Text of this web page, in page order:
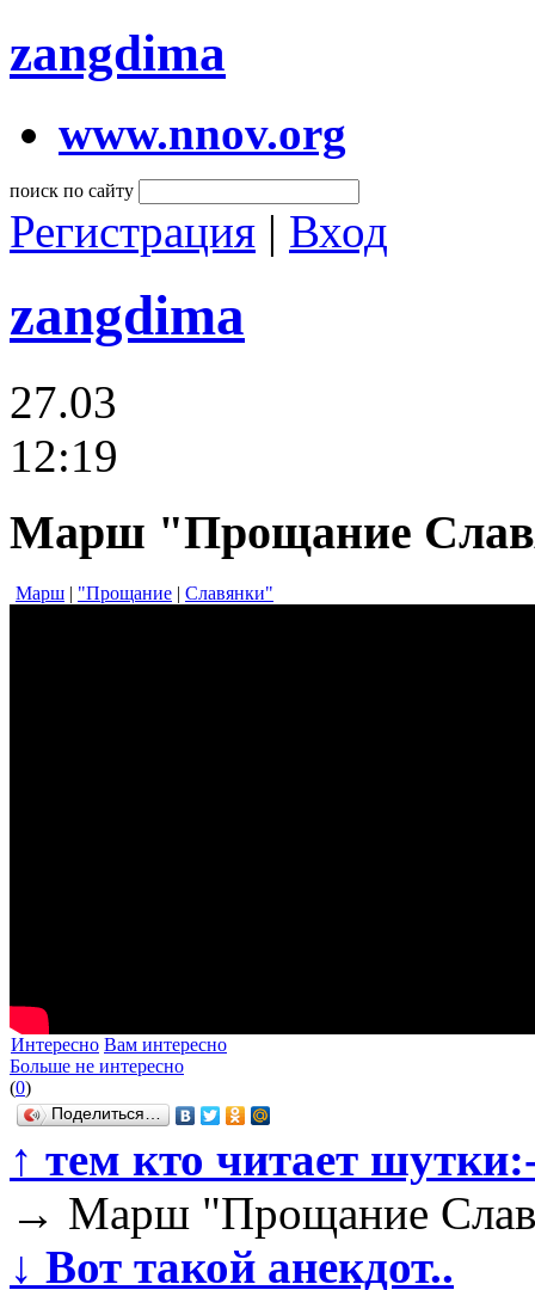
zangdima
www.nnov.org
поиск по сайту
Регистрация | Вход
zangdima
27.03
12:19
Марш "Прощание
Марш | "Прощание | Славянки"
Интересно Вам интересно
Больше не интересно
(0)
Поделиться…
↑ тем кто читает
→ Марш "Прощание
↓ Вот такой анекдот..